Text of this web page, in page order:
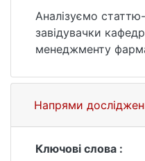
Аналізуємо
завідувачки
менеджменту
(Туреччина)
спеціалізується
зокрема
організаційного
Напрями
Ключові слова :